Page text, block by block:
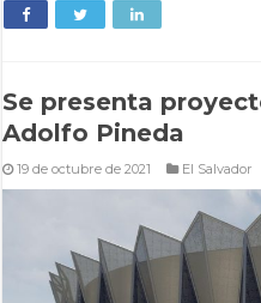
Se presenta
Adolfo Pineda
19 de octubre de 2021 El Salvador